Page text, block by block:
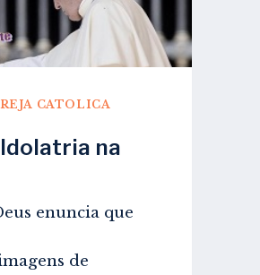
CATOLICA
na
enuncia que
de